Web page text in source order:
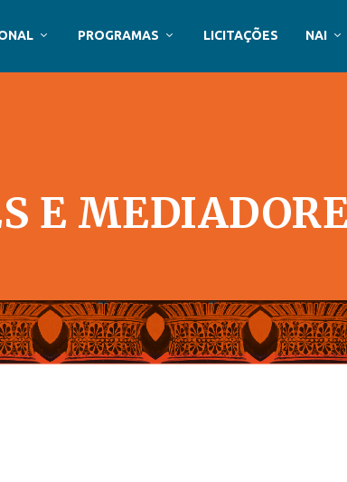
PROGRAMAS LICITAÇÕES NAI
E